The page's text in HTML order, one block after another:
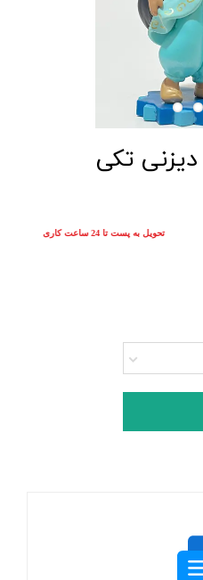
تکی
تحویل به پست تا 24 ساعت کاری